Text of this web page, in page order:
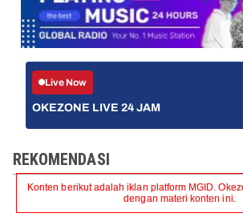
Live Now
OKEZONE LIVE 24 JAM